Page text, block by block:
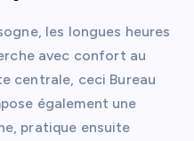
les longues heures
avec confort au
centrale, ceci Bureau
également une
pratique ensuite